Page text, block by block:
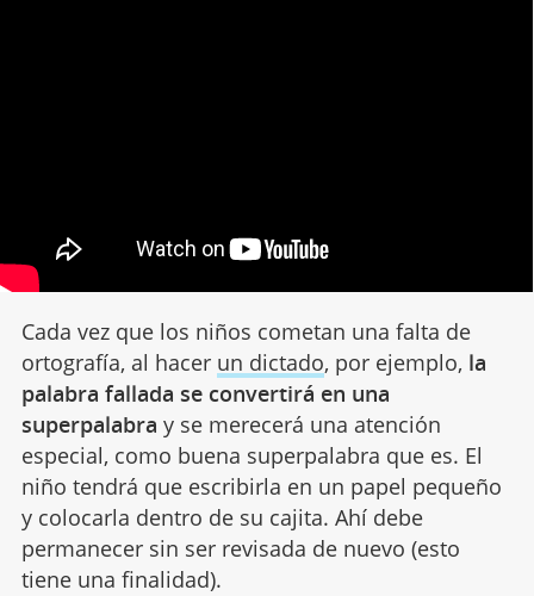
Cada vez que los niños cometan una falta de
ortografía, al hacer un dictado, por ejemplo, la
palabra fallada se convertirá en una
superpalabra y se merecerá una atención
especial, como buena superpalabra que es. El
niño tendrá que escribirla en un papel pequeño
y colocarla dentro de su cajita. Ahí debe
permanecer sin ser revisada de nuevo (esto
tiene una finalidad).